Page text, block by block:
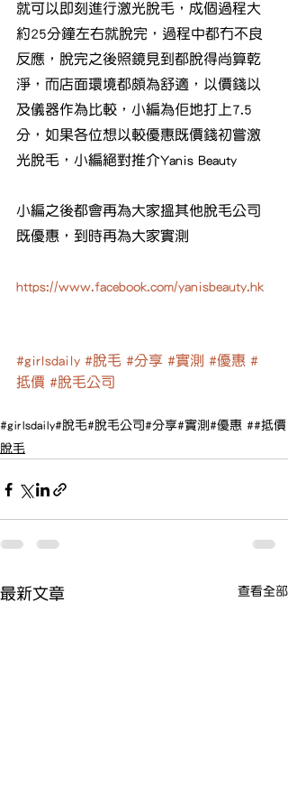
就可以即刻進行激光脫毛，成個過程大
約25分鐘左右就脫完，過程中都冇不良
反應，脫完之後照鏡見到都脫得尚算乾
淨，而店面環境都頗為舒適，以價錢以
及儀器作為比較，小編為佢地打上7.5
分，如果各位想以較優惠既價錢初嘗激
光脫毛，小編絕對推介Yanis Beauty
小編之後都會再為大家搵其他脫毛公司
既優惠，到時再為大家實測
https://www.facebook.com/yanisbeauty.hk
#girlsdaily #脫毛 #分享 #實測 #優惠 #
抵價 #脫毛公司
#girlsdaily#脫毛#脫毛公司 #分享#實測 #優惠 ##抵價
脫毛
最新文章 查看全部